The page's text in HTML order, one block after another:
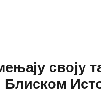
своју
Блиском